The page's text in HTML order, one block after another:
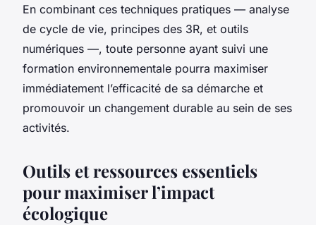
En combinant ces techniques pratiques — analyse
de cycle de vie, principes des 3R, et outils
numériques —, toute personne ayant suivi une
formation environnementale pourra maximiser
immédiatement l’efficacité de sa démarche et
promouvoir un changement durable au sein de ses
activités.
Outils et ressources essentiels
pour maximiser l’impact
écologique